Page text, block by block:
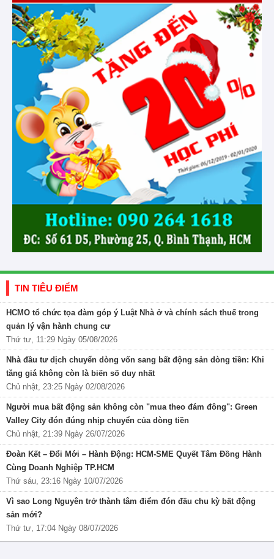
TIN TIÊU ĐIỂM
HCMO tổ chức tọa đàm góp ý Luật Nhà ở và chính sách thuế trong
quản lý vận hành chung cư
Thứ tư, 11:29 Ngày 05/08/2026
Nhà đầu tư dịch chuyển dòng vốn sang bất động sản dòng tiền: Khi
tăng giá không còn là biến số duy nhất
Chủ nhật, 23:25 Ngày 02/08/2026
Người mua bất động sản không còn "mua theo đám đông": Green
Valley City đón đúng nhịp chuyển của dòng tiền
Chủ nhật, 21:39 Ngày 26/07/2026
Đoàn Kết – Đổi Mới – Hành Động: HCM-SME Quyết Tâm Đồng Hành
Cùng Doanh Nghiệp TP.HCM
Thứ sáu, 23:16 Ngày 10/07/2026
Vì sao Long Nguyên trở thành tâm điểm đón đầu chu kỳ bất động
sản mới?
Thứ tư, 17:04 Ngày 08/07/2026